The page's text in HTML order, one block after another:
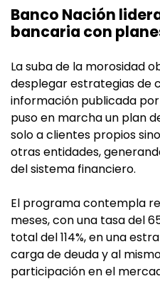
Banco Nación
bancaria con
La suba de la morosidad
desplegar estrategias de
información publicada por
puso en marcha un plan
solo a clientes propios
otras entidades,
del sistema financiero.
El programa contempla
meses, con una tasa del
total del 114%, en una
carga de deuda y al
participación en el